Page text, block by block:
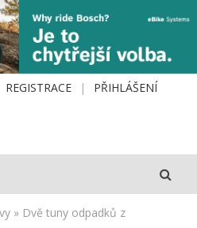
REGISTRACE PŘIHLÁŠENÍ
» Dvě tuny odpadků z